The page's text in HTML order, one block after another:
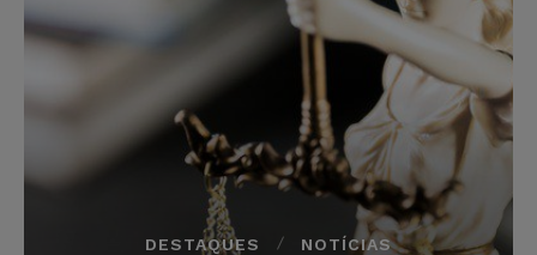
DESTAQUES NOTÍCIAS